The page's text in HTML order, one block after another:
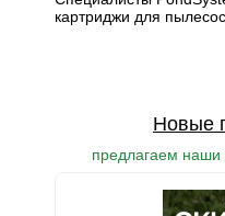
картриджи для
Новые
предлагаем наши